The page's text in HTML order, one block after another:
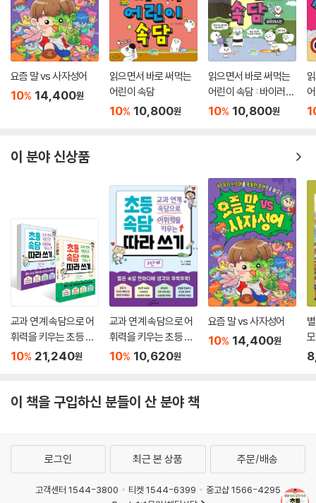
요즘 말 vs 사자성어
10% 14,400원
읽으면서 바로 써먹는
어린이 속담
10% 10,800원
읽으면서 바로 써먹는
어린이 속담 : 바이러스
편
10% 10,800원
이 분야 신상품
교과 연계 속담으로 어
휘력을 키우는 초등 속
담 따라 쓰기 1~2 단계
10% 21,240원
교과 연계 속담으로 어
휘력을 키우는 초등 속
담 따라 쓰기 2단계
10% 10,620원
요즘 말 vs 사자성어
10% 14,400원
이 책을 구입하신 분들이 산 분야 책
로그인 최근 본 상품 주문/배송
고객센터 1544-3800 티켓 1544-6399
중고샵 1566-4295